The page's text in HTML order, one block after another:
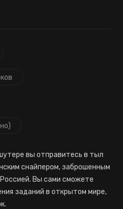
вы отправитесь в тыл
снайпером, заброшенным
Вы сами сможете
заданий в открытом мире,